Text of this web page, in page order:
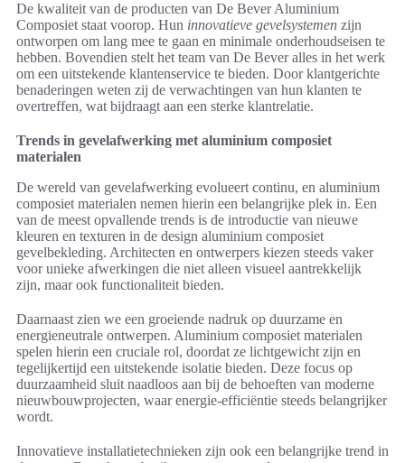
De kwaliteit van de producten van De Bever Aluminium
Composiet staat voorop. Hun innovatieve gevelsystemen zijn
ontworpen om lang mee te gaan en minimale onderhoudseisen te
hebben. Bovendien stelt het team van De Bever alles in het werk
om een uitstekende klantenservice te bieden. Door klantgerichte
benaderingen weten zij de verwachtingen van hun klanten te
overtreffen, wat bijdraagt aan een sterke klantrelatie.
Trends in gevelafwerking met aluminium composiet
materialen
De wereld van gevelafwerking evolueert continu, en aluminium
composiet materialen nemen hierin een belangrijke plek in. Een
van de meest opvallende trends is de introductie van nieuwe
kleuren en texturen in de design aluminium composiet
gevelbekleding. Architecten en ontwerpers kiezen steeds vaker
voor unieke afwerkingen die niet alleen visueel aantrekkelijk
zijn, maar ook functionaliteit bieden.
Daarnaast zien we een groeiende nadruk op duurzame en
energieneutrale ontwerpen. Aluminium composiet materialen
spelen hierin een cruciale rol, doordat ze lichtgewicht zijn en
tegelijkertijd een uitstekende isolatie bieden. Deze focus op
duurzaamheid sluit naadloos aan bij de behoeften van moderne
nieuwbouwprojecten, waar energie-efficiëntie steeds belangrijker
wordt.
Innovatieve installatietechnieken zijn ook een belangrijke trend in